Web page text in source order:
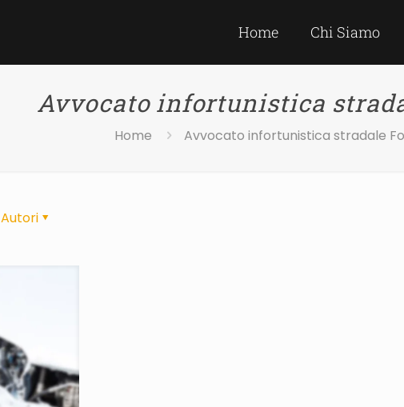
Home Chi Siamo
Avvocato infortunistica
Home Avvocato infortunistica stradale
Autori